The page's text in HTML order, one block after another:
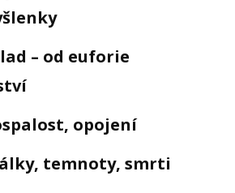
– od euforie
opojení
temnoty, smrti